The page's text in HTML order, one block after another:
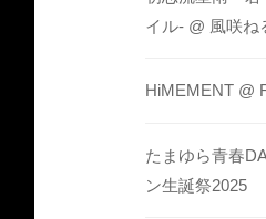
イル- @ 風咲ね
HiMEMENT @
たまゆら青春
ン生誕祭2025